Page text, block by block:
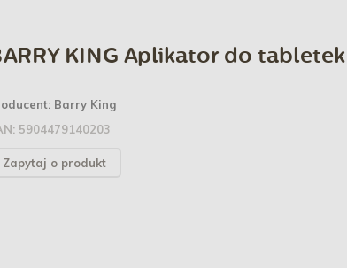
KING Aplikator do tabletek
Barry King
5904479140203
Zapytaj o produkt